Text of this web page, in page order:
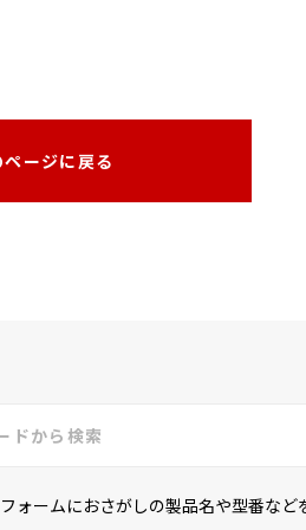
ページに戻る
ォームにおさがしの製品名や型番な